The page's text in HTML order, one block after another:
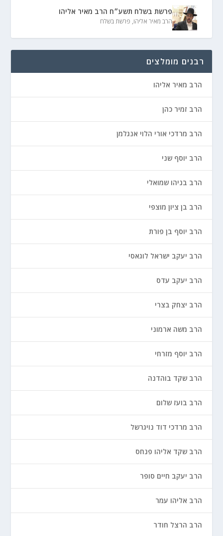
פרשת בשלח תשע״ח הרב מאיר אליהו
הרב מאיר אליהו, פרשת בשלח
רבנים מומלצים
הרב מאיר אליהו
הרב זמיר כהן
הרב מרדכי אורי הלוי אנגלמן
הרב יוסף שני
הרב בניהו שמואלי
הרב בן ציון מוצפי
הרב יוסף בן פורת
הרב יעקב ישראל לוגאסי
הרב יעקב עדס
הרב יצחק בצרי
הרב משה ארמוני
הרב יוסף מזרחי
הרב שקד בוהדנה
הרב בועז שלום
הרב מרדכי דוד נויגרשל
הרב שקד אליהו פנחס
הרב יעקב חיים סופר
הרב אליהו עמר
הרב הרצל חודר